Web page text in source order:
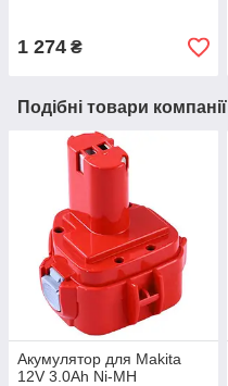
1 274 ₴
Подібні товари компанії
Акумулятор для Makita
12V 3.0Ah Ni-MH